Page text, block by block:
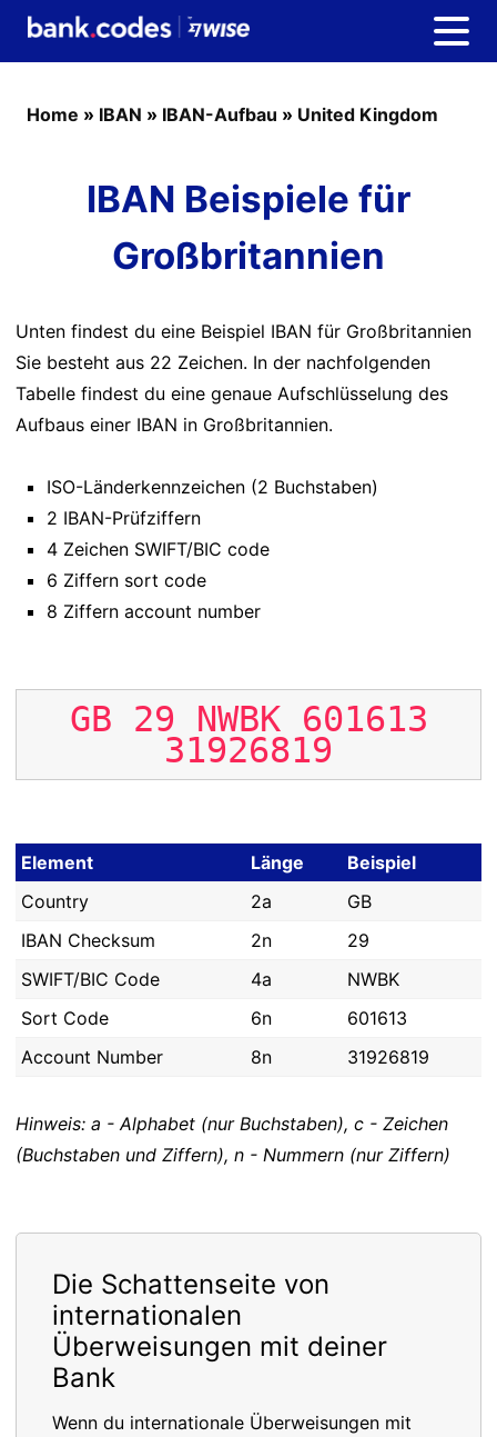
Home » IBAN » IBAN-Aufbau » United Kingdom
IBAN Beispiele für
Großbritannien
Unten findest du eine Beispiel IBAN für Großbritannien
Sie besteht aus 22 Zeichen. In der nachfolgenden
Tabelle findest du eine genaue Aufschlüsselung des
Aufbaus einer IBAN in Großbritannien.
ISO-Länderkennzeichen (2 Buchstaben)
2 IBAN-Prüfziffern
4 Zeichen SWIFT/BIC code
6 Ziffern sort code
8 Ziffern account number
GB 29 NWBK 601613
31926819
Element Länge
Beispiel
Country
2a
GB
IBAN Checksum
2n
29
SWIFT/BIC Code
4a
NWBK
Sort Code
6n
601613
Account Number
8n 31926819
Hinweis: a - Alphabet (nur Buchstaben), c - Zeichen
(Buchstaben und Ziffern), n - Nummern (nur Ziffern)
Die Schattenseite von
internationalen
Überweisungen mit deiner
Bank
Wenn du internationale Überweisungen mit